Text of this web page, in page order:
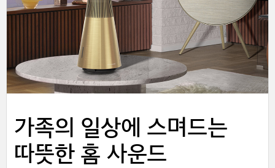
가족의 일상에 스며드는
따뜻한 홈 사운드